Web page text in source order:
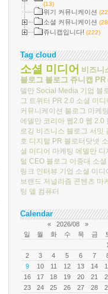
(13)
위기 커뮤니케이션
소셜 커뮤니케이션
쥬니캡입니다! (222)
Tag cloud
소셜 미디어 비즈니
블로그 블로그 쥬니캡 PR
델만 Social Media 기업 블
그 트위터 PR 2.0 소셜 미디
커뮤니케이션 블로그 마케팅
에델만 코리아 웹2.0 웹 2.0
로깅 비즈니스 블로그 서밋
호 디지털 PR 블로터닷넷 소
셜 미디어 마케팅 에델만 디
털 CEO 블로그 이중대 소셜
링크 인터뷰 기업 소셜 미디
브랜드 저널리즘 콘텐츠 마
팅 델 컴퓨터
Calendar
« 2026/08
»
일
월 화 수 목 금
1
2
3 4 5 6 7
9
10 11 12 13 14
16
17 18 19 20 21
23
24 25 26 27 28